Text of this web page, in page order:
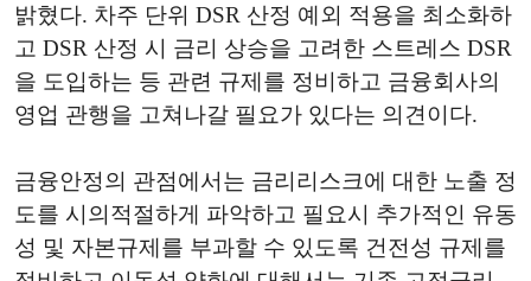
밝혔다. 차주 단위 DSR 산정 예외 적용을 최소화하
고 DSR 산정 시 금리 상승을 고려한 스트레스 DSR
을 도입하는 등 관련 규제를 정비하고 금융회사의
영업 관행을 고쳐나갈 필요가 있다는 의견이다.
금융안정의 관점에서는 금리리스크에 대한 노출 정
도를 시의적절하게 파악하고 필요시 추가적인 유동
성 및 자본규제를 부과할 수 있도록 건전성 규제를